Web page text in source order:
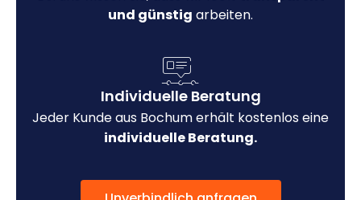
und günstig arbeiten.
Individuelle Beratung
Jeder Kunde aus Bochum erhält kostenlos eine
individuelle Beratung.